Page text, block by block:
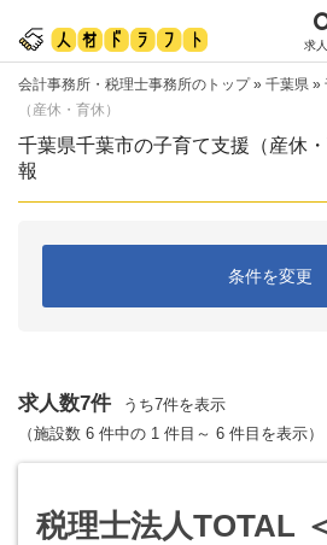
求
会計事務所・税理士事務所のトップ» 千葉県 »
（産休・育休）
千葉県千葉市の子育て支援（産休
報
条件を変更
求人数7件
うち7件を表示
（施設数 6 件中の 1 件目～ 6 件目を表示）
税理士法人TOTAL